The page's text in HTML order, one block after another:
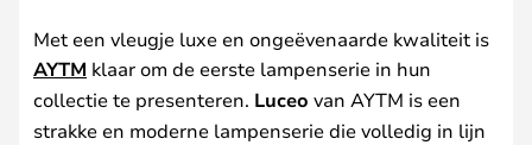
Met een vleugje luxe en ongeëvenaarde kwaliteit is
AYTM klaar om de eerste lampenserie in hun
collectie te presenteren. Luceo van AYTM is een
strakke en moderne lampenserie die volledig in lijn